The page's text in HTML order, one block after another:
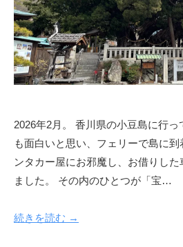
2026年2月。 香川県の小豆島に行
も面白いと思い、フェリーで島に
ンタカー屋にお邪魔し、お借りし
ました。 その内のひとつが「宝…
続きを読む →